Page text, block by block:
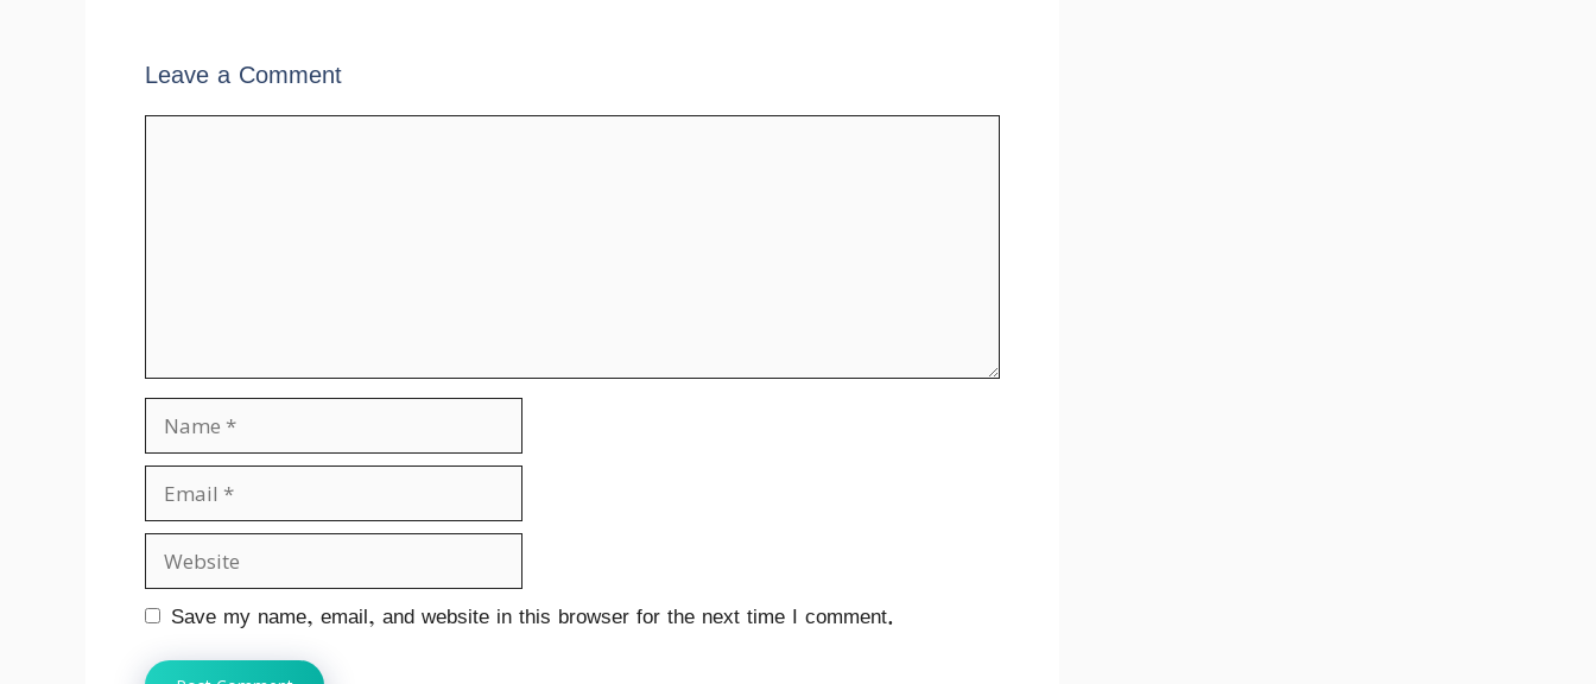
Leave a Comment
Name
Email
Website
Save my name, email, and website in this browser for the next time I comment.